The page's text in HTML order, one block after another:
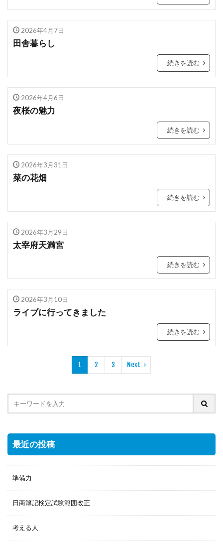
2026年4月7日
田舎暮らし
続きを読む
2026年4月6日
夜桜の魅力
続きを読む
2026年3月31日
菜の花畑
続きを読む
2026年3月29日
太宰府天満宮
続きを読む
2026年3月10日
ライブに行ってきました
続きを読む
1 2 3 Next
最近の投稿
準備力
日商簿記検定試験範囲改正
考える人